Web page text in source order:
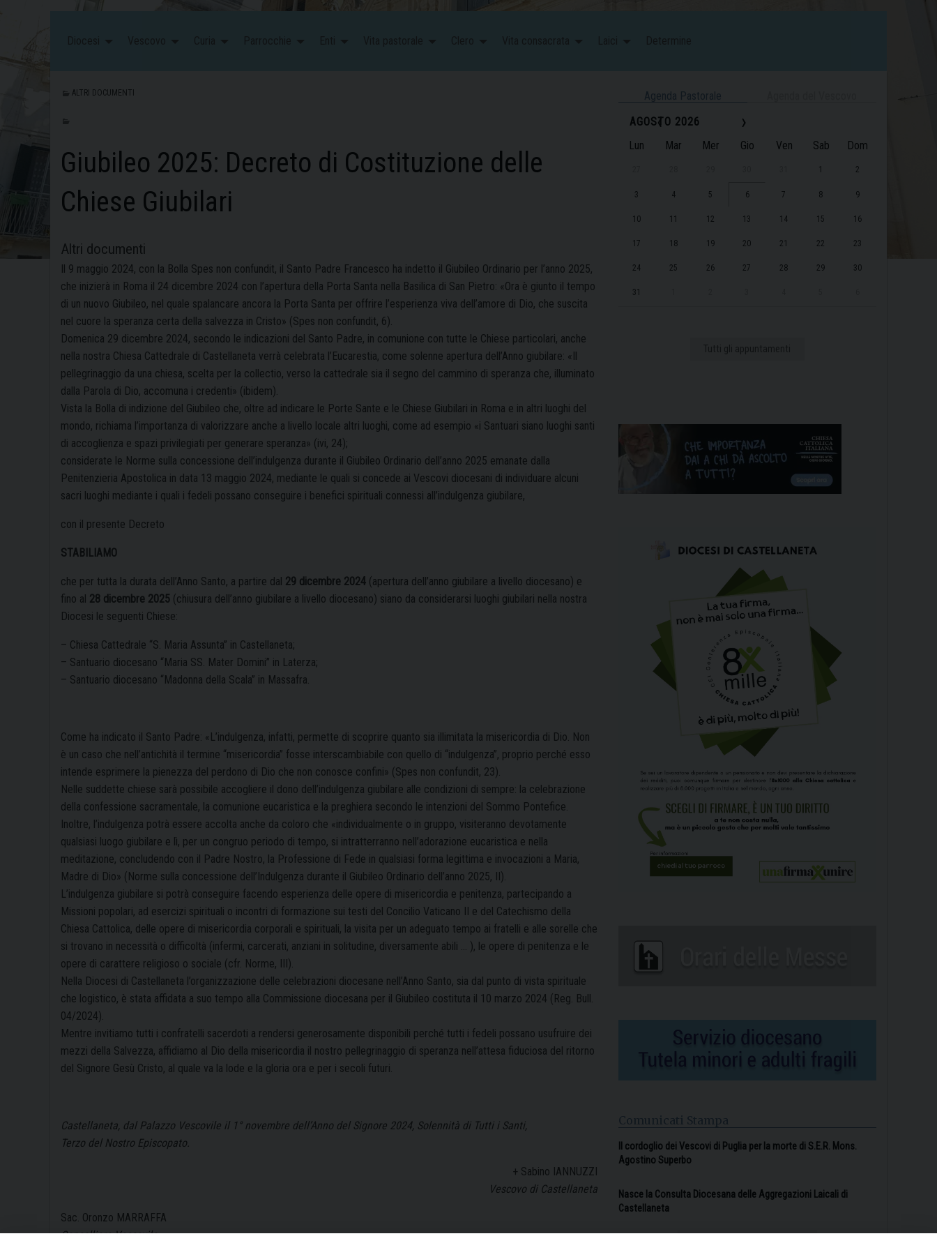
ALTRI DOCUMENTI
Giubileo 2025: Decreto di Costituzione delle
Chiese Giubilari
Altri documenti
Il 9 maggio 2024, con la Bolla Spes non confundit, il Santo Padre Francesco ha indetto il Giubileo Ordinario per l’anno 2025,
che inizierà in Roma il 24 dicembre 2024 con l’apertura della Porta Santa nella Basilica di San Pietro: «Ora è giunto il tempo
di un nuovo Giubileo, nel quale spalancare ancora la Porta Santa per offrire l’esperienza viva dell’amore di Dio, che suscita
nel cuore la speranza certa della salvezza in Cristo» (Spes non confundit, 6).
Domenica 29 dicembre 2024, secondo le indicazioni del Santo Padre, in comunione con tutte le Chiese particolari, anche
nella nostra Chiesa Cattedrale di Castellaneta verrà celebrata l’Eucarestia, come solenne apertura dell’Anno giubilare: «Il
pellegrinaggio da una chiesa, scelta per la collectio, verso la cattedrale sia il segno del cammino di speranza che, illuminato
dalla Parola di Dio, accomuna i credenti» (ibidem).
Vista la Bolla di indizione del Giubileo che, oltre ad indicare le Porte Sante e le Chiese Giubilari in Roma e in altri luoghi del
mondo, richiama l’importanza di valorizzare anche a livello locale altri luoghi, come ad esempio «i Santuari siano luoghi santi
di accoglienza e spazi privilegiati per generare speranza» (ivi, 24);
considerate le Norme sulla concessione dell’indulgenza durante il Giubileo Ordinario dell’anno 2025 emanate dalla
Penitenzieria Apostolica in data 13 maggio 2024, mediante le quali si concede ai Vescovi diocesani di individuare alcuni
sacri luoghi mediante i quali i fedeli possano conseguire i benefici spirituali connessi all’indulgenza giubilare,
con il presente Decreto
STABILIAMO
che per tutta la durata dell’Anno Santo, a partire dal 29 dicembre 2024 (apertura dell’anno giubilare a livello diocesano) e
fino al 28 dicembre 2025 (chiusura dell’anno giubilare a livello diocesano) siano da considerarsi luoghi giubilari nella nostra
Diocesi le seguenti Chiese:
– Chiesa Cattedrale “S. Maria Assunta” in Castellaneta;
– Santuario diocesano “Maria SS. Mater Domini” in Laterza;
– Santuario diocesano “Madonna della Scala” in Massafra.
Come ha indicato il Santo Padre: «L’indulgenza, infatti, permette di scoprire quanto sia illimitata la misericordia di Dio. Non
è un caso che nell’antichità il termine “misericordia” fosse interscambiabile con quello di “indulgenza”, proprio perché esso
intende esprimere la pienezza del perdono di Dio che non conosce confini» (Spes non confundit, 23).
Nelle suddette chiese sarà possibile accogliere il dono dell’indulgenza giubilare alle condizioni di sempre: la celebrazione
della confessione sacramentale, la comunione eucaristica e la preghiera secondo le intenzioni del Sommo Pontefice.
Inoltre, l’indulgenza potrà essere accolta anche da coloro che «individualmente o in gruppo, visiteranno devotamente
qualsiasi luogo giubilare e lì, per un congruo periodo di tempo, si intratterranno nell’adorazione eucaristica e nella
meditazione, concludendo con il Padre Nostro, la Professione di Fede in qualsiasi forma legittima e invocazioni a Maria,
Madre di Dio» (Norme sulla concessione dell’Indulgenza durante il Giubileo Ordinario dell’anno 2025, II).
L’indulgenza giubilare si potrà conseguire facendo esperienza delle opere di misericordia e penitenza, partecipando a
Missioni popolari, ad esercizi spirituali o incontri di formazione sui testi del Concilio Vaticano II e del Catechismo della
Chiesa Cattolica, delle opere di misericordia corporali e spirituali, la visita per un adeguato tempo ai fratelli e alle sorelle che
si trovano in necessità o difficoltà (infermi, carcerati, anziani in solitudine, diversamente abili … ), le opere di penitenza e le
opere di carattere religioso o sociale (cfr. Norme, III).
Nella Diocesi di Castellaneta l’organizzazione delle celebrazioni diocesane nell’Anno Santo, sia dal punto di vista spirituale
che logistico, è stata affidata a suo tempo alla Commissione diocesana per il Giubileo costituta il 10 marzo 2024 (Reg. Bull.
04/2024).
Mentre invitiamo tutti i confratelli sacerdoti a rendersi generosamente disponibili perché tutti i fedeli possano usufruire dei
mezzi della Salvezza, affidiamo al Dio della misericordia il nostro pellegrinaggio di speranza nell’attesa fiduciosa del ritorno
del Signore Gesù Cristo, al quale va la lode e la gloria ora e per i secoli futuri.
Castellaneta, dal Palazzo Vescovile il 1° novembre dell’Anno del Signore 2024, Solennità di Tutti i Santi,
Terzo del Nostro Episcopato.
+ Sabino IANNUZZI
Vescovo di Castellaneta
Sac. Oronzo MARRAFFA
Cancelliere Vescovile
Agenda Pastorale
‹
AGOSTO 2026 ›
Lun Mar Mer Gio Ven Sab Dom
1 2
3 4 5 6 7 8 9
10 11 12 13 14 15 16
17 18 19 20 21 22 23
24 25 26 27 28 29 30
31
Comunicati Stampa
Il cordoglio dei Vescovi di Puglia per la morte di S.E.R. Mons.
Agostino Superbo
Nasce la Consulta Diocesana delle Aggregazioni Laicali di
Castellaneta